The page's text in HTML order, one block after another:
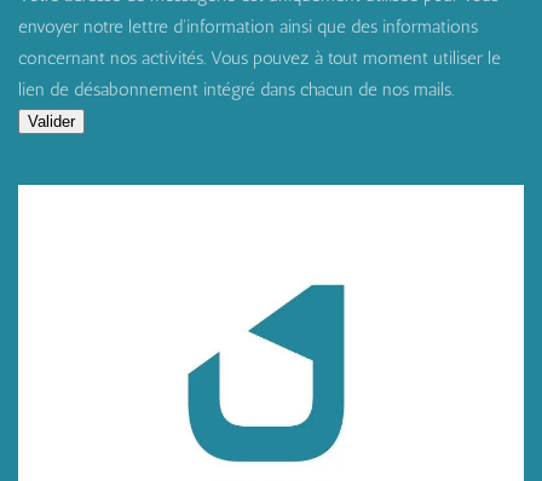
envoyer notre lettre d'information ainsi que des informations
concernant nos activités. Vous pouvez à tout moment utiliser le
lien de désabonnement intégré dans chacun de nos mails.